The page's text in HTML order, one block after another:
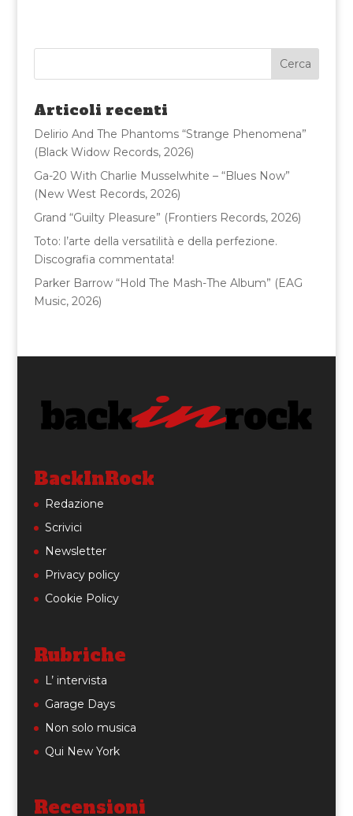
e
b
o
o
k
te
r
l
di
vi
di
Articoli recenti
Delirio And The Phantoms “Strange Phenomena”
(Black Widow Records, 2026)
Ga-20 With Charlie Musselwhite – “Blues Now”
(New West Records, 2026)
Grand “Guilty Pleasure” (Frontiers Records, 2026)
Toto: l’arte della versatilità e della perfezione.
Discografia commentata!
Parker Barrow “Hold The Mash-The Album” (EAG
Music, 2026)
BackInRock
Redazione
Scrivici
Newsletter
Privacy policy
Cookie Policy
Rubriche
L’ intervista
Garage Days
Non solo musica
Qui New York
Recensioni